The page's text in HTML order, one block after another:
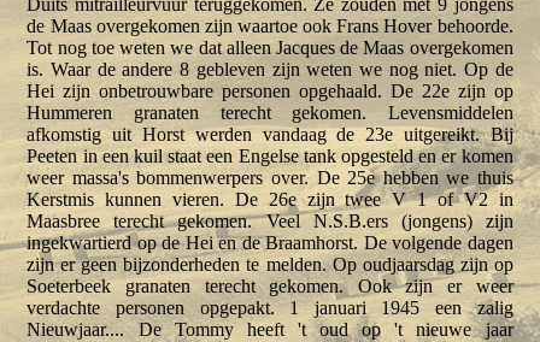
Duits mitrailleurvuur teruggekomen. Ze zouden met 9 jongens
de Maas overgekomen zijn waartoe ook Frans Hover behoorde.
Tot nog toe weten we dat alleen Jacques de Maas overgekomen
is. Waar de andere 8 gebleven zijn weten we nog niet. Op de
Hei zijn onbetrouwbare personen opgehaald. De 22e zijn op
Hummeren granaten terecht gekomen. Levensmiddelen
afkomstig uit Horst werden vandaag de 23e uitgereikt. Bij
Peeten in een kuil staat een Engelse tank opgesteld en er komen
weer massa's bommenwerpers over. De 25e hebben we thuis
Kerstmis kunnen vieren. De 26e zijn twee V 1 of V2 in
Maasbree terecht gekomen. Veel N.S.B.ers (jongens) zijn
ingekwartierd op de Hei en de Braamhorst. De volgende dagen
zijn er geen bijzonderheden te melden. Op oudjaarsdag zijn op
Soeterbeek granaten terecht gekomen. Ook zijn er weer
verdachte personen opgepakt. 1 januari 1945 een zalig
Nieuwjaar.... De Tommy heeft 't oud op 't nieuwe jaar